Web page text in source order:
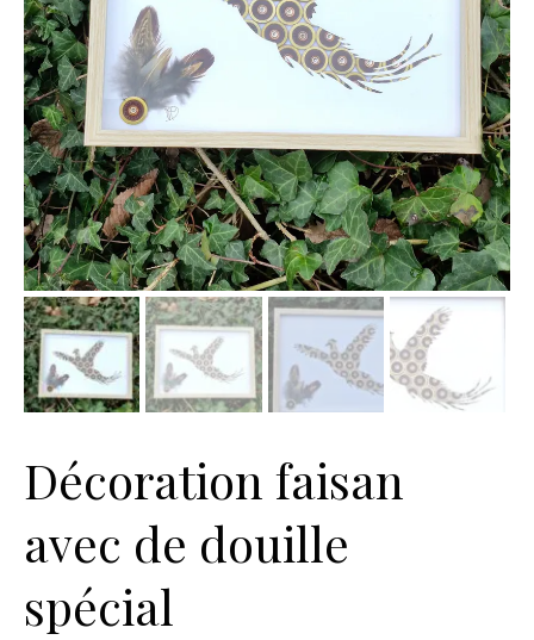
Décoration faisan
avec de douille
spécial